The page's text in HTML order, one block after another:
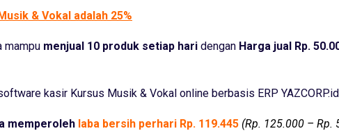
& Vokal adalah 25%
mampu menjual 10 produk setiap hari dengan Harga jual Rp.
kasir Kursus Musik & Vokal online berbasis ERP
memperoleh laba bersih perhari Rp. 119.445 (Rp. 125.000 – Rp.